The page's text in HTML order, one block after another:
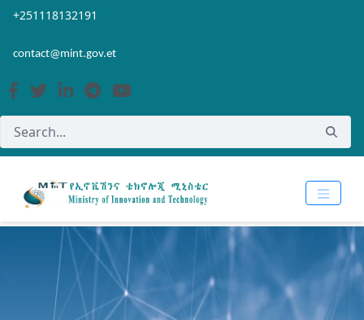
Skip to Main Content
Open Accessibility Menu
+251118132191
contact@mint.gov.et